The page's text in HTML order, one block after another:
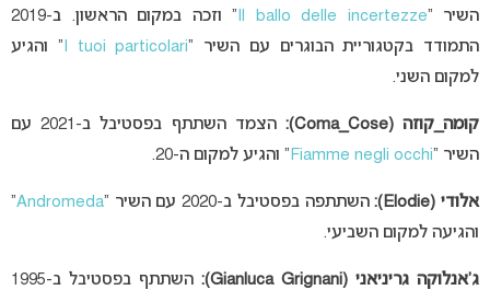
השיר “Il ballo delle incertezze
” וזכה במקום הראשון. ב-2019
התמודד בקטגוריית הבוגרים עם השיר “I tuoi particolari ” והגיע
למקום השני.
קומה_קוזה (Coma_Cose):
הצמד השתתף בפסטיבל ב-2021 עם
השיר “Fiamme negli occhi ” והגיע למקום ה-20.
אלודי (Elodie): השתתפה בפסטיבל ב-2020 עם השיר “ Andromeda
”
והגיעה למקום השביעי.
ג’אנלוקה גריניאני (Gianluca Grignani):
השתתף בפסטיבל ב-1995